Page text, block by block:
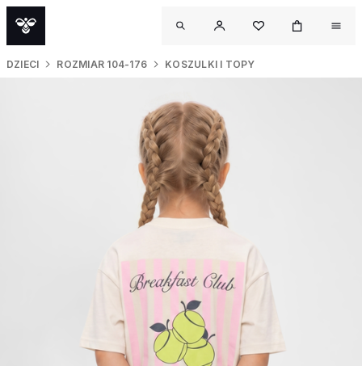
DZIECI ROZMIAR 104-176 KOSZULKI I TOPY